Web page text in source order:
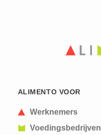
ALIMENTO VOOR
Werknemers
Voedingsbedrijven